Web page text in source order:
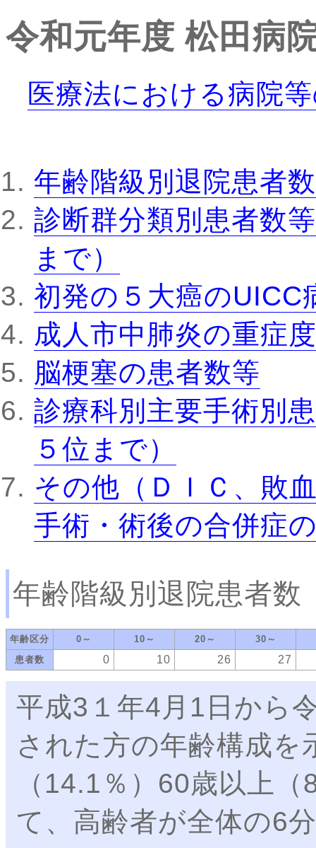
令和元年度 松田病
医療法における病院
年齢階級別退院患者数
診断群分類別患者数
まで）
初発の５大癌のUICC
成人市中肺炎の重症
脳梗塞の患者数等
診療科別主要手術別
５位まで）
その他（ＤＩＣ、敗
手術・術後の合併症
年齢階級別退院患者数
年齢区分 0～ 10～ 20～ 30～
患者数
0 10 26 27
平成3１年4月1日から
された方の年齢構成
（14.1％）60歳以上
て、高齢者が全体の6